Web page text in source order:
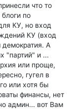
что то
по
КУ, но вход
КУ (вход
А
"партий" и ...
или проще,
гугел в
или хотя бы
финансы, нет
админ... вот Вам